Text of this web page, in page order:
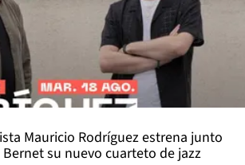
Mauricio Rodríguez estrena junto
su nuevo cuarteto de jazz